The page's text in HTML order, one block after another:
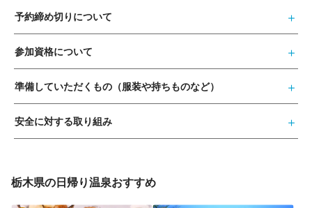
予約締め切りについて
参加資格について
準備していただくもの（服装や持ちものなど）
安全に対する取り組み
栃木県の日帰り温泉おすすめ